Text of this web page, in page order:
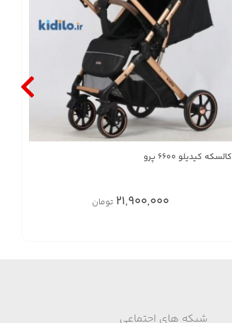
کالسکه کیدیلو 6600 پرو
21,900,000 تومان
شبکه های اجتماعی